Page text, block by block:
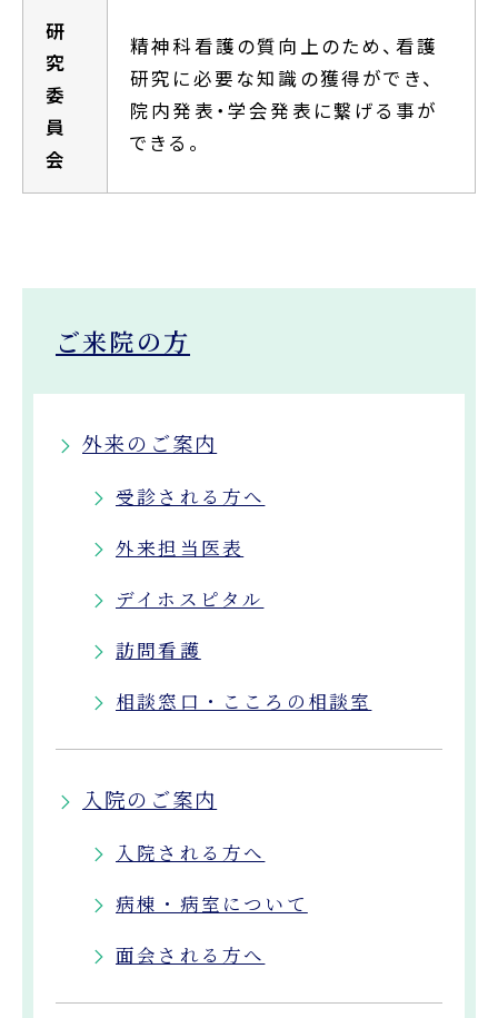
研
究
委
員
会
精神科看護の質向上のため、看護
研究に必要な知識の獲得ができ、
院内発表・学会発表に繋げる事が
できる。
ご来院の方
外来のご案内
受診される方へ
外来担当医表
デイホスピタル
訪問看護
相談窓口・こころの相談室
入院のご案内
入院される方へ
病棟・病室について
面会される方へ